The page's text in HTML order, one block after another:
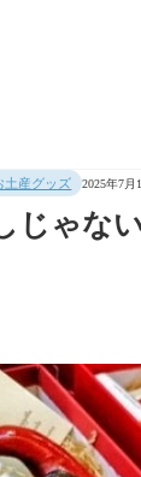
土産グッズ 2025年7月
じゃな